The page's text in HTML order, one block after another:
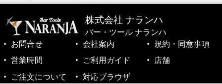
株式会社 ナランハ
バー・ツール ナランハ
お問合せ
会社案内
規約・同意事項
営業時間
ご利用ガイド
店舗
ご注文について
対応ブラウザ